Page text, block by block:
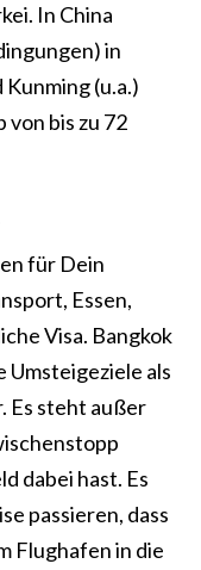
In China
in
Kunming (u.a.)
bis zu 72
für Dein
Essen,
Visa. Bangkok
Umsteigeziele als
Es steht außer
dabei hast. Es
passieren, dass
Flughafen in die